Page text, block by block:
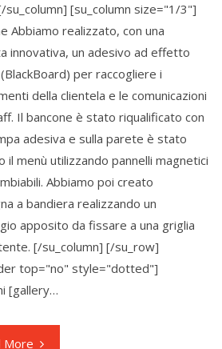
su_column] [su_column size="1/3"]
Abbiamo realizzato, con una
innovativa, un adesivo ad effetto
per raccogliere i
della clientela e le comunicazioni
Il bancone è stato riqualificato con
adesiva e sulla parete è stato
il menù utilizzando pannelli magnetici
Abbiamo poi creato
a bandiera realizzando un
apposito da fissare a una griglia
[/su_column] [/su_row]
top="no" style="dotted"]
[gallery…
More